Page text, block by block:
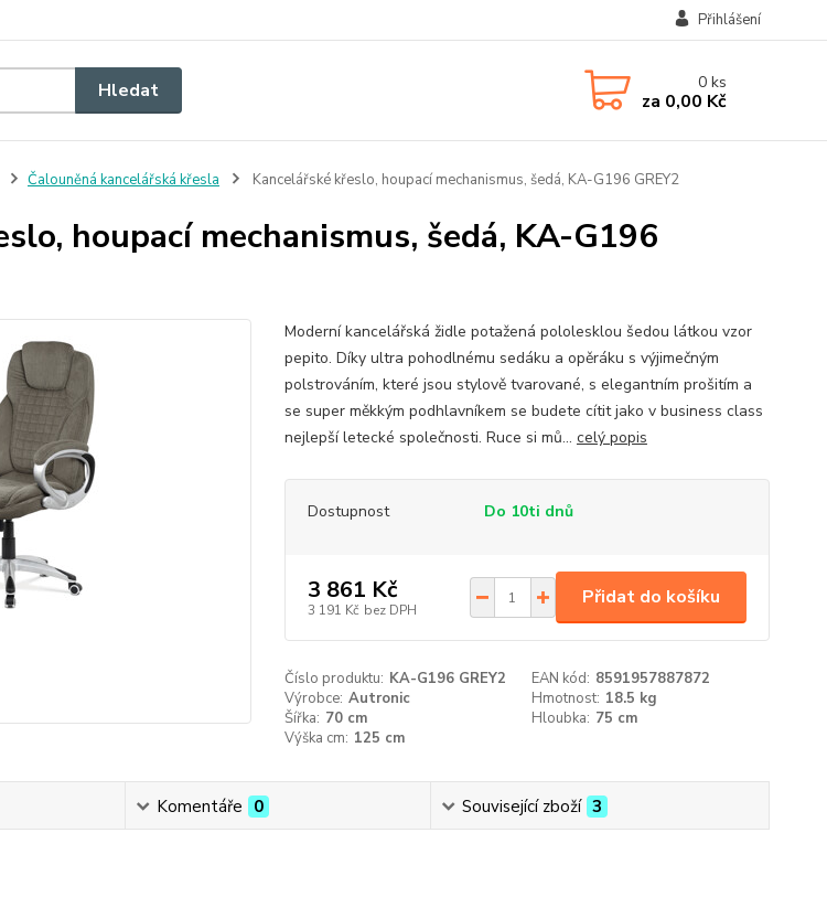
Přihlášení
Hledat 0ks
za 0,00 Kč
Čalouněná kancelářská křesla Kancelářské křeslo, houpací mechanismus, šedá, KA-G196 GREY2
houpací mechanismus, šedá, KA-G196
Moderní kancelářská židle potažená pololesklou šedou látkou vzor
pepito. Díky ultra pohodlnému sedáku a opěráku s výjimečným
polstrováním, které jsou stylově tvarované, s elegantním prošitím a
se super měkkým podhlavníkem se budete cítit jako v business class
nejlepší letecké společnosti. Ruce si mů... celý popis
Dostupnost Do 10ti dnů
3 861 Kč
3 191 Kč bez DPH
Přidat do košíku
Číslo produktu: KA-G196 GREY2 EAN kód: 8591957887872
Výrobce: Autronic Hmotnost: 18.5 kg
Šířka: 70 cm Hloubka: 75 cm
Výška cm: 125 cm
Komentáře 0 Související zboží 3